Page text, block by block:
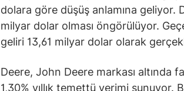
dolara göre düşüş anlamına geliyor.
milyar dolar olması öngörülüyor.
geliri 13,61 milyar dolar olarak
Deere, John Deere markası altında
1,30% yıllık temettü verimi sunuyor.